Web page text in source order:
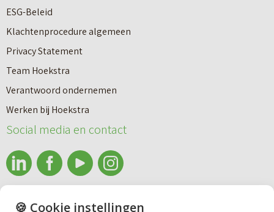
Nieuwbouw
Huren
e
e
n
n
i
e
u
o
u
ESG-Beleid
Klachtenprocedure algemeen
Privacy Statement
Team Hoekstra
Verantwoord ondernemen
Werken bij Hoekstra
Social media en contact
info@makelaardijhoekstra.nl
🍪 Cookie instellingen